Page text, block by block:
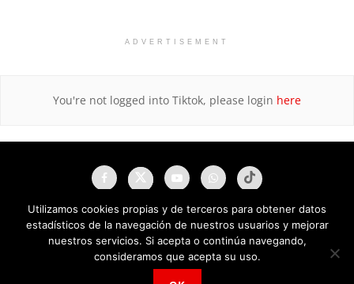
ADVERTISEMENT
You're not logged into Tiktok, please login here
Utilizamos cookies propias y de terceros para obtener datos
estadísticos de la navegación de nuestros usuarios y mejorar
nuestros servicios. Si acepta o continúa navegando,
consideramos que acepta su uso.